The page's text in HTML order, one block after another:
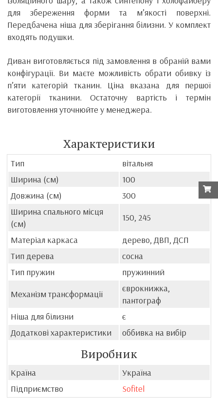
для збереження форми та м’якості поверхні.
Передбачена ніша для зберігання білизни. У комплект
входять подушки.
Диван виготовляється під замовлення в обраній вами
конфігурації. Ви маєте можливість обрати обивку із
п’яти категорій тканин. Ціна вказана для першої
категорії тканини. Остаточну вартість і термін
виготовлення уточнюйте у менеджера.
Характеристики
Тип
вітальня
Ширина (см)
100
Довжина (см)
300
Ширина спального місця
(см)
150, 245
Матеріал каркаса
дерево, ДВП, ДСП
Тип дерева
сосна
Тип пружин
пружинний
Механізм трансформації
єврокнижка,
пантограф
Ніша для білизни
є
Додаткові характеристики
оббивка на вибір
Виробник
Країна
Україна
Підприємство
Sofitel